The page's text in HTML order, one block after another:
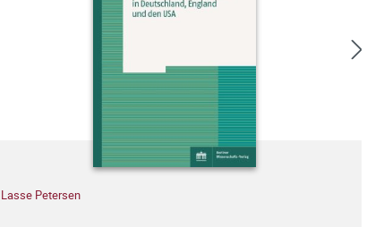
Lasse Petersen